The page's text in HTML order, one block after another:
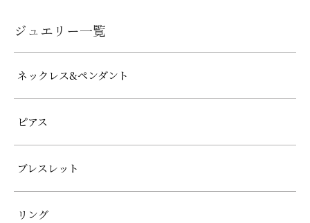
ジュエリー一覧
ネックレス&ペンダント
ピアス
ブレスレット
リング